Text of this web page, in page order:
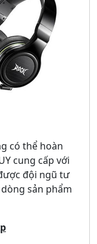
có thể hoàn
cung cấp với
đội ngũ tư
sản phẩm